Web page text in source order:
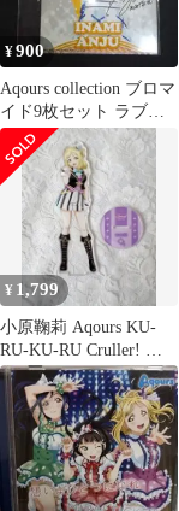
¥900
Aqours collection ブロマ
イド9枚セット ラブラ
イブ サイン
¥ 1,799
小原鞠莉 Aqours KU-
RU-KU-RU Cruller! ア
クスタ